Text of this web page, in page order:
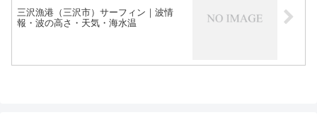
三沢漁港（三沢市）サーフィン｜波情
報・波の高さ・天気・海水温